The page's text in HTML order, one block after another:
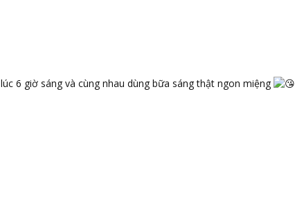
lúc 6 giờ sáng và cùng nhau dùng bữa sáng thật ngon miệng